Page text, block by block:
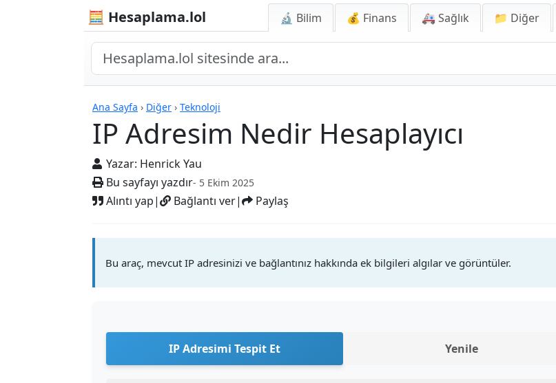
🧮 Hesaplama.lol 🔬 Bilim 💰 Finans 🚑 Sağlık 📁 Diğer
Ana Sayfa › Diğer › Teknoloji
IP Adresim Nedir Hesaplayıcı
Yazar: Henrick Yau
Bu sayfayı yazdır- 5 Ekim 2025
Alıntı yap| Bağlantı ver| Paylaş
Hesap Makineleri
Bu araç, mevcut IP adresinizi ve bağlantınız hakkında ek bilgileri algılar ve görüntüler.
IP Adresimi Tespit Et Yenile